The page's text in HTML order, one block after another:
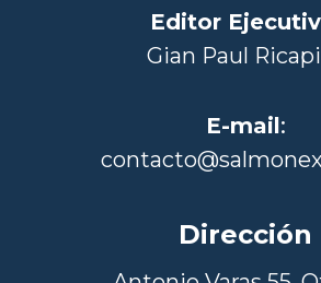
Editor
Gian Paul
E-mail:
Dirección